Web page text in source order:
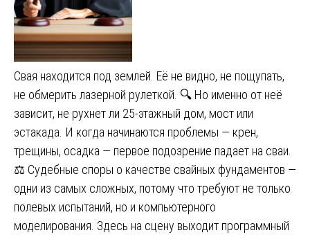
Свая находится под землей. Её не видно, не пощупать,
не обмерить лазерной рулеткой. 🔍 Но именно от неё
зависит, не рухнет ли 25-этажный дом, мост или
эстакада. И когда начинаются проблемы — крен,
трещины, осадка — первое подозрение падает на сваи.
⚖️ Судебные споры о качестве свайных фундаментов —
одни из самых сложных, потому что требуют не только
полевых испытаний, но и компьютерного
моделирования. Здесь на сцену выходит программный